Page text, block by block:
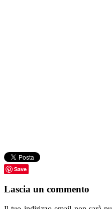
Save
Lascia un commento